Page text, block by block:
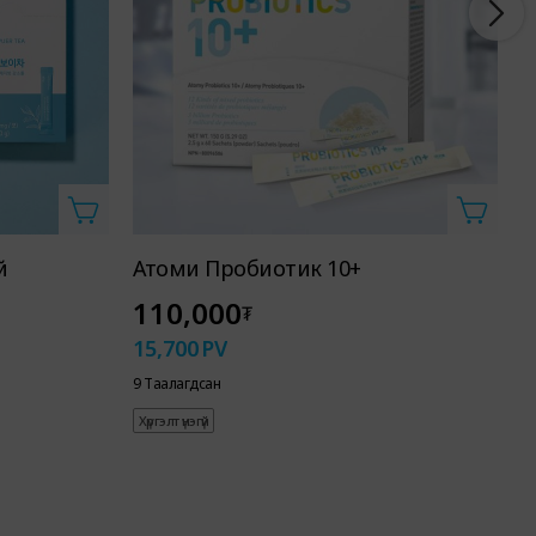
Атоми Пробиотик 10+
110,000₮
15,700PV
9 Таалагдсан
Хүргэлт үнэгүй